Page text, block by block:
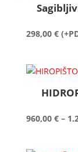
298,00 €
960,00 € –